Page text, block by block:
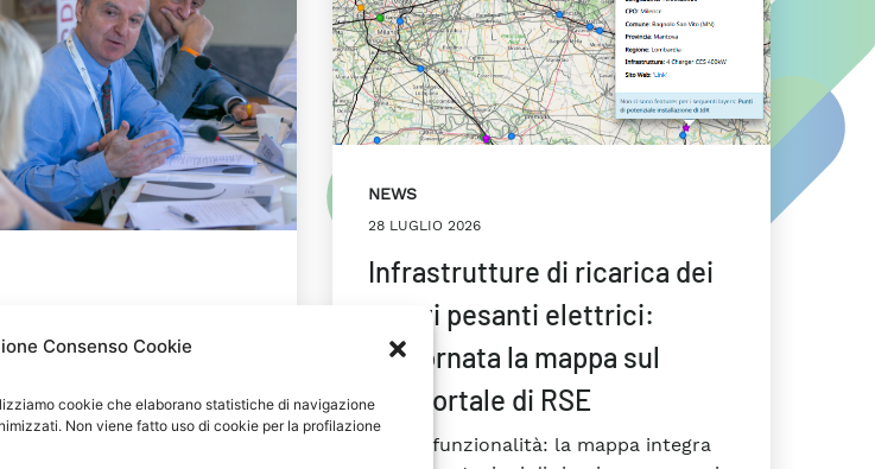
Consenso Cookie
cookie che elaborano statistiche di navigazione
Non viene fatto uso di cookie per la profilazione
del Rapporto
NEWS
28 LUGLIO 2026
Infrastrutture di ricarica dei
mezzi pesanti elettrici:
aggiornata la mappa sul
Geoportale di RSE
Nuova funzionalità: la mappa integra